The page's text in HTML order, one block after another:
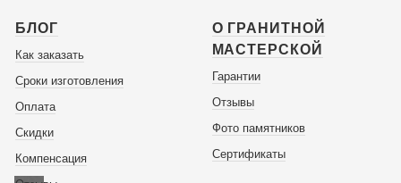
БЛОГ
Как заказать
Сроки изготовления
Оплата
Скидки
Компенсация
О ГРАНИТНОЙ
МАСТЕРСКОЙ
Гарантии
Отзывы
Фото памятников
Сертификаты